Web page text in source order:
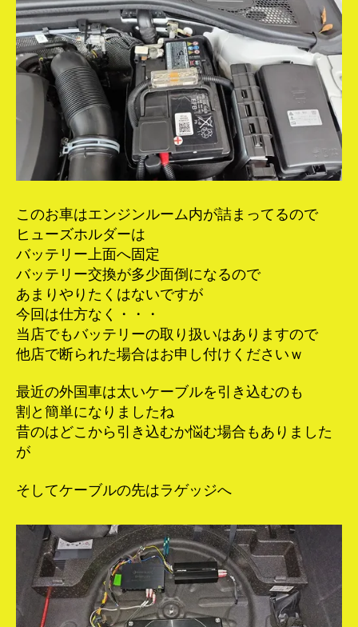
このお車はエンジンルーム内が詰まってるので
ヒューズホルダーは
バッテリー上面へ固定
バッテリー交換が多少面倒になるので
あまりやりたくはないですが
今回は仕方なく・・・
当店でもバッテリーの取り扱いはありますので
他店で断られた場合はお申し付けくださいｗ
最近の外国車は太いケーブルを引き込むのも
割と簡単になりましたね
昔のはどこから引き込むか悩む場合もありました
が
そしてケーブルの先はラゲッジへ